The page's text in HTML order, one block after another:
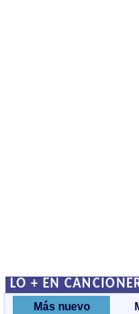
LO + EN
Más nuevo